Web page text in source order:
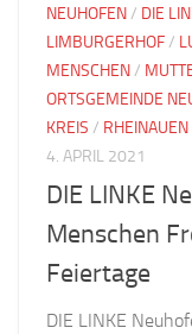
NEUHOFEN/ DIE
LIMBURGERHOF/
MENSCHEN/
ORTSGEMEINDE
KREIS / RHEINAUEN
4. APRIL 2021
DIE LINKE
Menschen
Feiertage
DIE LINKE